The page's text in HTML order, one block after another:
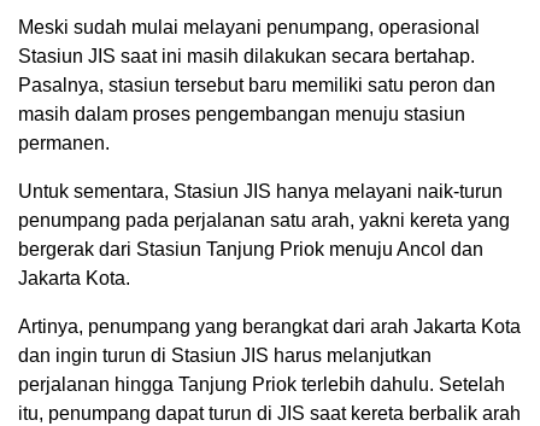
Meski sudah mulai melayani penumpang, operasional
Stasiun JIS saat ini masih dilakukan secara bertahap.
Pasalnya, stasiun tersebut baru memiliki satu peron dan
masih dalam proses pengembangan menuju stasiun
permanen.
Untuk sementara, Stasiun JIS hanya melayani naik-turun
penumpang pada perjalanan satu arah, yakni kereta yang
bergerak dari Stasiun Tanjung Priok menuju Ancol dan
Jakarta Kota.
Artinya, penumpang yang berangkat dari arah Jakarta Kota
dan ingin turun di Stasiun JIS harus melanjutkan
perjalanan hingga Tanjung Priok terlebih dahulu. Setelah
itu, penumpang dapat turun di JIS saat kereta berbalik arah